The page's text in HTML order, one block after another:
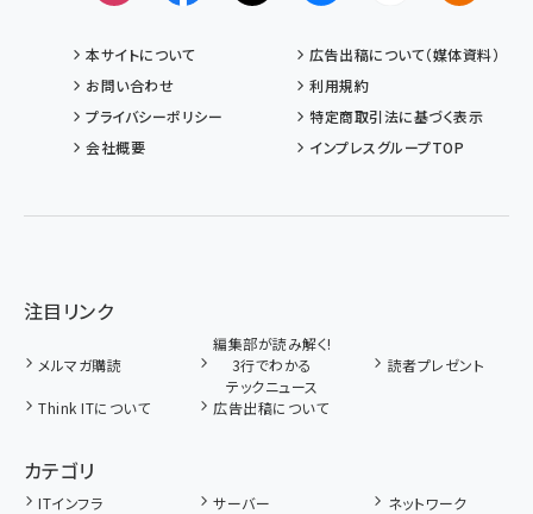
本サイトについて
広告出稿について（媒体資料）
お問い合わせ
利用規約
プライバシーポリシー
特定商取引法に基づく表示
会社概要
インプレスグループTOP
注目リンク
メルマガ購読
編集部が読み解く!
3行でわかる
テックニュース
読者プレゼント
Think ITについて 広告出稿について
カテゴリ
ITインフラ サーバー
ネットワーク